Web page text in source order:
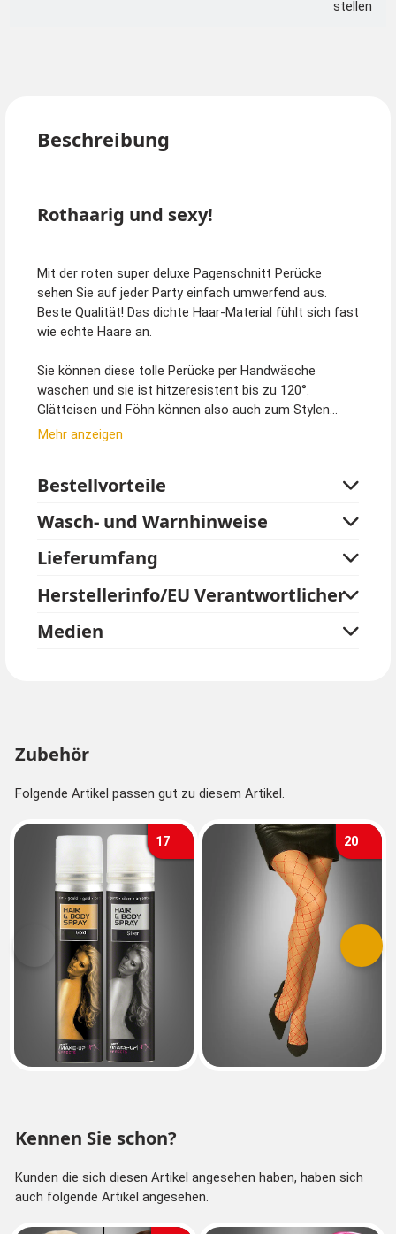
stellen
Beschreibung
Rothaarig und sexy!
Mit der roten super deluxe Pagenschnitt Perücke
sehen Sie auf jeder Party einfach umwerfend aus.
Beste Qualität! Das dichte Haar-Material fühlt sich fast
wie echte Haare an.
Sie können diese tolle Perücke per Handwäsche
waschen und sie ist hitzeresistent bis zu 120°.
Glätteisen und Föhn können also auch zum Stylen
benutzt werden. Kämmen Sie die Perücke für den
Diese Frisur eignet sich hervorragend zu allen 20er
Teufelinnen, Hexe oder zu schwarzen Abendkleidern
Mehr anzeigen
Bestellvorteile
Wasch- und Warnhinweise
Lieferumfang
Herstellerinfo/EU Verantwortlicher
Medien
Zubehör
Folgende Artikel passen gut zu diesem Artikel.
17 20
Vorherige
Kennen Sie schon?
Kunden die sich diesen Artikel angesehen haben, haben sich
auch folgende Artikel angesehen.